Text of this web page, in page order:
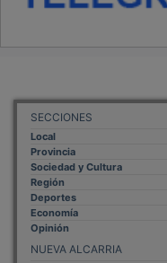
SECCIONES
Local
Provincia
Sociedad y Cultura
Región
Deportes
Economía
Opinión
NUEVA ALCARRIA
Quiénes somos